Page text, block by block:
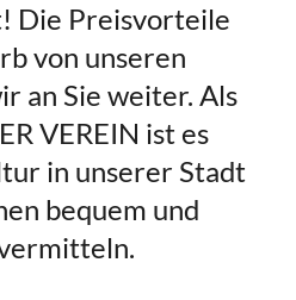
Die Preisvorteile
von unseren
an Sie weiter. Als
VEREIN ist es
in unserer Stadt
bequem und